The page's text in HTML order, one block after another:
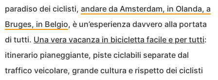
paradiso dei ciclisti, andare da Amsterdam, in Olanda, a
Bruges, in Belgio, è un’esperienza davvero alla portata
di tutti. Una vera vacanza in bicicletta facile e per tutti:
itinerario pianeggiante, piste ciclabili separate dal
traffico veicolare, grande cultura e rispetto dei ciclisti